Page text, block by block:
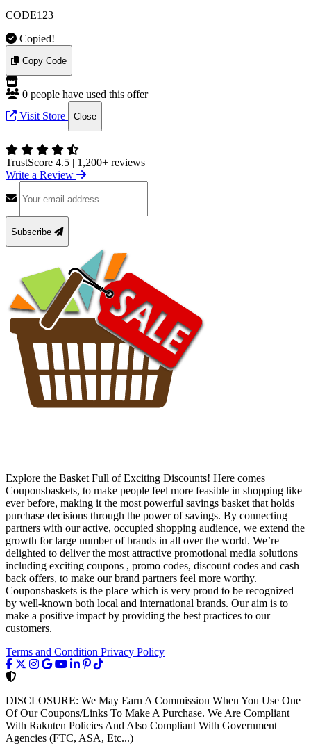
CODE123
Copied!
Copy Code
0 people have used this offer
Visit Store
Close
TrustScore 4.5 | 1,200+ reviews
Write a Review
Subscribe
Explore the Basket Full of Exciting Discounts! Here comes
Couponsbaskets, to make people feel more feasible in shopping like
ever before, making it the most powerful savings basket that holds
purchase decisions through the power of savings. By connecting
partners with our active, occupied shopping audience, we extend the
growth for large number of brands in all over the world. We’re
delighted to deliver the most attractive promotional media solutions
including exciting coupons , promo codes, discount codes and cash
back offers, to make our brand partners feel more worthy.
Couponsbaskets is the place which is very proud to be recognized
by well-known both local and international brands. Our aim is to
make a positive impact by providing the best practices to our
customers.
Terms and Condition Privacy Policy
DISCLOSURE: We May Earn A Commission When You Use One
Of Our Coupons/Links To Make A Purchase. We Are Compliant
With Rakuten Policies And Also Compliant With Government
Agencies (FTC, ASA, Etc...)